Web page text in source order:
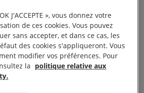
réceptive
J'ACCEPTE », vous donnez votre
de ces cookies. Vous pouvez
sans accepter, et dans ce cas, les
des cookies s'appliqueront. Vous
modifier vos préférences. Pour
la politique relative aux